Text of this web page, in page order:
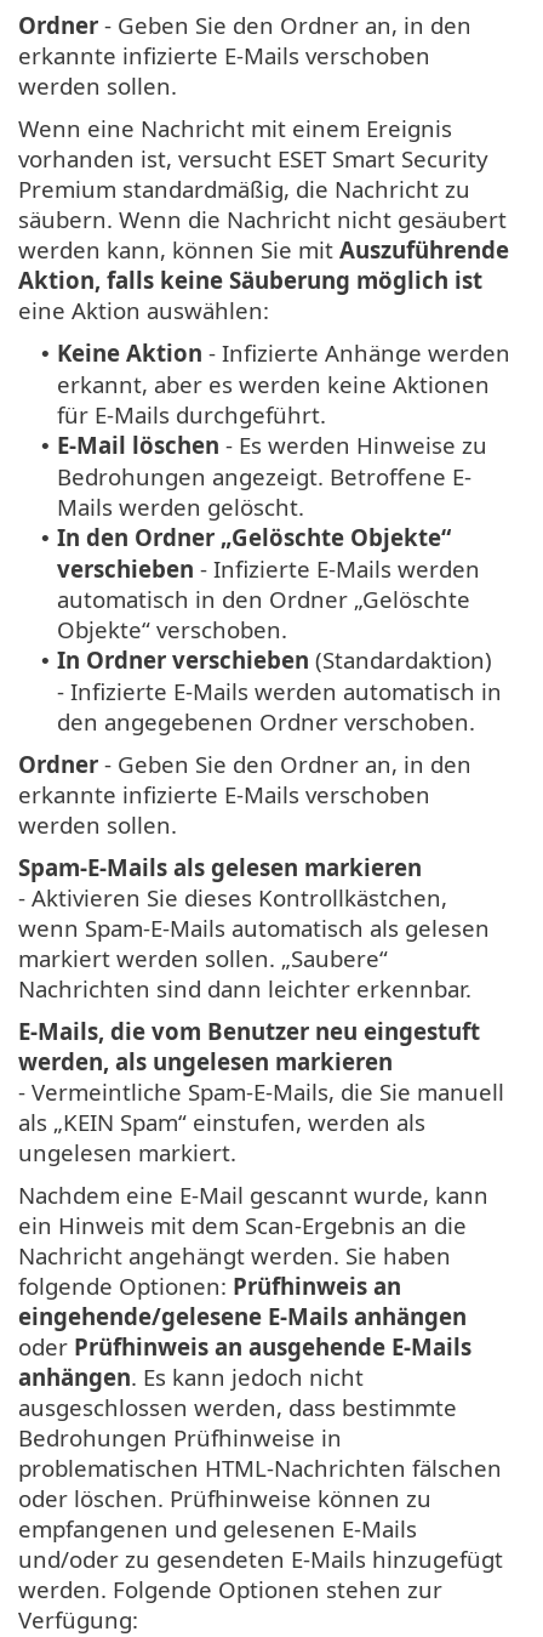
Ordner - Geben Sie den Ordner an, in den
erkannte infizierte E-Mails verschoben
werden sollen.
Wenn eine Nachricht mit einem Ereignis
vorhanden ist, versucht ESET Smart Security
Premium standardmäßig, die Nachricht zu
säubern. Wenn die Nachricht nicht gesäubert
werden kann, können Sie mit Auszuführende
Aktion, falls keine Säuberung möglich ist
eine Aktion auswählen:
• Keine Aktion - Infizierte Anhänge werden
erkannt, aber es werden keine Aktionen
für E-Mails durchgeführt.
• E-Mail löschen - Es werden Hinweise zu
Bedrohungen angezeigt. Betroffene E-
Mails werden gelöscht.
• In den Ordner „Gelöschte Objekte“
verschieben - Infizierte E-Mails werden
automatisch in den Ordner „Gelöschte
Objekte“ verschoben.
• In Ordner verschieben (Standardaktion)
- Infizierte E-Mails werden automatisch in
den angegebenen Ordner verschoben.
Ordner - Geben Sie den Ordner an, in den
erkannte infizierte E-Mails verschoben
werden sollen.
Spam-E-Mails als gelesen markieren
- Aktivieren Sie dieses Kontrollkästchen,
wenn Spam-E-Mails automatisch als gelesen
markiert werden sollen. „Saubere“
Nachrichten sind dann leichter erkennbar.
E-Mails, die vom Benutzer neu eingestuft
werden, als ungelesen markieren
- Vermeintliche Spam-E-Mails, die Sie manuell
als „KEIN Spam“ einstufen, werden als
ungelesen markiert.
Nachdem eine E-Mail gescannt wurde, kann
ein Hinweis mit dem Scan-Ergebnis an die
Nachricht angehängt werden. Sie haben
folgende Optionen: Prüfhinweis an
eingehende/gelesene E-Mails anhängen
oder Prüfhinweis an ausgehende E-Mails
anhängen. Es kann jedoch nicht
ausgeschlossen werden, dass bestimmte
Bedrohungen Prüfhinweise in
problematischen HTML-Nachrichten fälschen
oder löschen. Prüfhinweise können zu
empfangenen und gelesenen E-Mails
und/oder zu gesendeten E-Mails hinzugefügt
werden. Folgende Optionen stehen zur
Verfügung: